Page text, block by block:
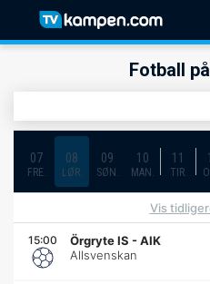
Fotball
07
FRE.
08
LØR.
09
SØN.
10
MAN.
11
TIR.
Vis
15:00 Örgryte IS -AIK
Allsvenskan